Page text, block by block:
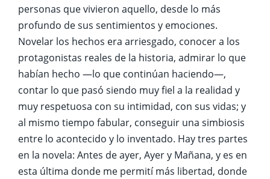
personas que vivieron aquello, desde lo más
profundo de sus sentimientos y emociones.
Novelar los hechos era arriesgado, conocer a los
protagonistas reales de la historia, admirar lo que
habían hecho —lo que continúan haciendo—,
contar lo que pasó siendo muy fiel a la realidad y
muy respetuosa con su intimidad, con sus vidas; y
al mismo tiempo fabular, conseguir una simbiosis
entre lo acontecido y lo inventado. Hay tres partes
en la novela: Antes de ayer, Ayer y Mañana, y es en
esta última donde me permití más libertad, donde